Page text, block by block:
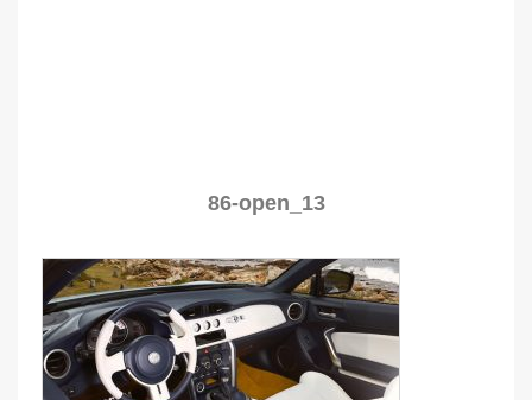
86-open_13